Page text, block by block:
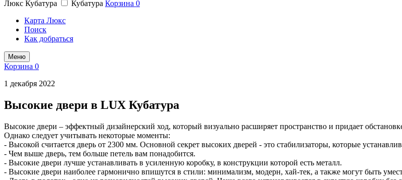
Люкс Кубатура Кубатура Корзина 0
Карта Люкс
Поиск
Как добраться
Меню
Корзина 0
1 декабря 2022
Высокие двери в LUX Кубатура
Высокие двери – эффектный дизайнерский ход, который визуально расширяет пространство и придает
Однако следует учитывать некоторые моменты:
- Высокой считается дверь от 2300 мм. Основной секрет высоких дверей - это стабилизаторы, которые
- Чем выше дверь, тем больше петель вам понадобится.
- Высокие двери лучше устанавливать в усиленную коробку, в конструкции которой есть металл.
- Высокие двери наиболее гармонично впишутся в стили: минимализм, модерн, хай-тек, а также могут быть